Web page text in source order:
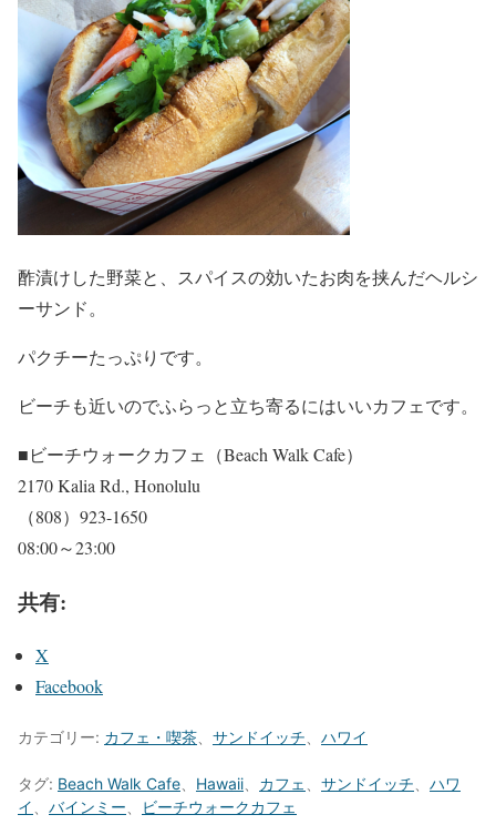
酢漬けした野菜と、スパイスの効いたお肉を挟んだヘルシ
ーサンド。
パクチーたっぷりです。
ビーチも近いのでふらっと立ち寄るにはいいカフェです。
■ビーチウォークカフェ（Beach Walk Cafe）
2170 Kalia Rd., Honolulu
（808）923-1650
08:00～23:00
共有:
X
Facebook
カテゴリー: カフェ・喫茶、 サンドイッチ、 ハワイ
タグ: Beach Walk Cafe、 Hawaii、 カフェ、 サンドイッチ、 ハワ
イ、 バインミー、 ビーチウォークカフェ